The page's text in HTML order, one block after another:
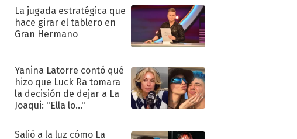
La jugada estratégica que
hace girar el tablero en
Gran Hermano
Yanina Latorre contó qué
hizo que Luck Ra tomara
la decisión de dejar a La
Joaqui: "Ella lo..."
Salió a la luz cómo La